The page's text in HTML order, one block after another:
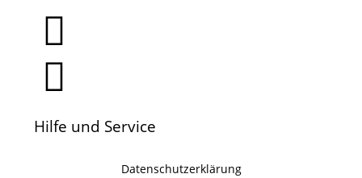
Hilfe und Service
Datenschutzerklärung